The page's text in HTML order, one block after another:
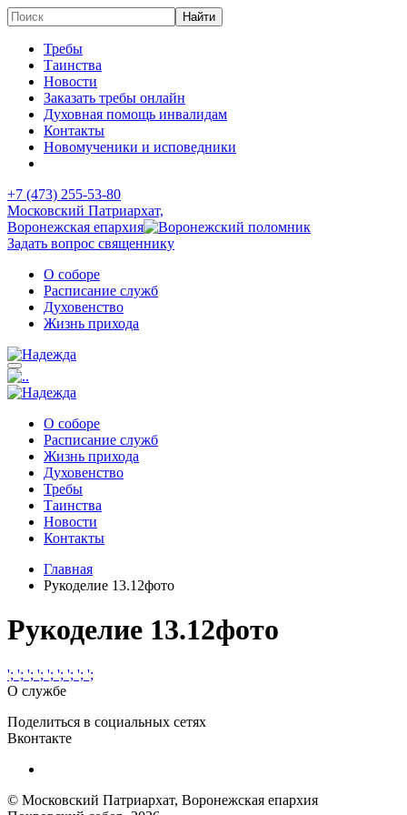
Требы
Таинства
Новости
Заказать требы онлайн
Духовная помощь инвалидам
Контакты
Новомученики и исповедники
+7 (473) 255-53-80
Московский Патриархат,
Воронежская епархия
Задать вопрос священнику
О соборе
Расписание служб
Духовенство
Жизнь прихода
О соборе
Расписание служб
Жизнь прихода
Духовенство
Требы
Таинства
Новости
Контакты
Главная
Рукоделие 13.12фото
Рукоделие 13.12фото
'; '; '; '; '; '; '; '; ';
О службе
Поделиться в социальных сетях
Вконтакте
© Московский Патриархат, Воронежcкая епархия